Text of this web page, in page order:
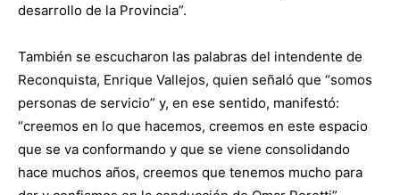
desarrollo de la Provincia”.
También se escucharon las palabras del intendente de
Reconquista, Enrique Vallejos, quien señaló que “somos
personas de servicio” y, en ese sentido, manifestó:
“creemos en lo que hacemos, creemos en este espacio
que se va conformando y que se viene consolidando
hace muchos años, creemos que tenemos mucho para